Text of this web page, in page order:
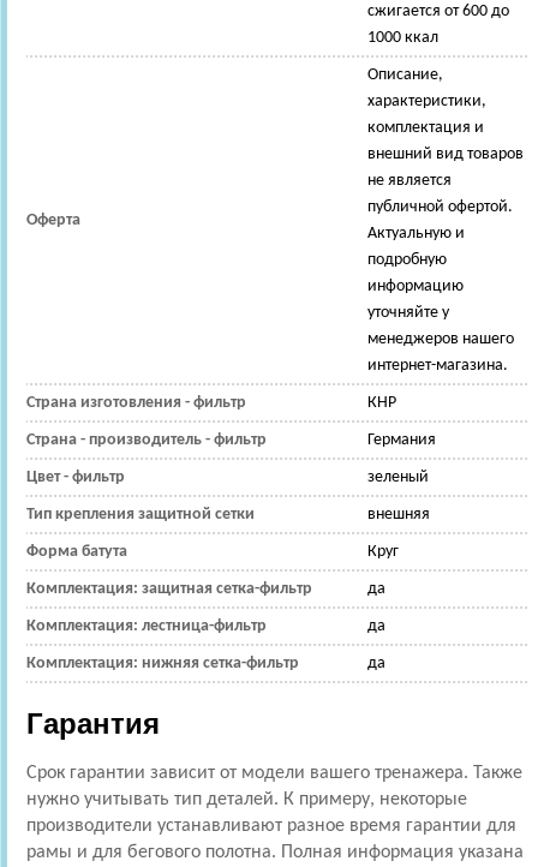
сжигается от 600 до
1000 ккал
Оферта
Описание,
характеристики,
комплектация и
внешний вид товаров
не является
публичной офертой.
Актуальную и
подробную
информацию
уточняйте у
менеджеров нашего
интернет-магазина.
Страна изготовления - фильтр КНР
Страна - производитель - фильтр Германия
Цвет - фильтр зеленый
Тип крепления защитной сетки внешняя
Форма батута Круг
Комплектация: защитная сетка-фильтр да
Комплектация: лестница-фильтр да
Комплектация: нижняя сетка-фильтр да
Гарантия
Срок гарантии зависит от модели вашего тренажера. Также
нужно учитывать тип деталей. К примеру, некоторые
производители устанавливают разное время гарантии для
рамы и для бегового полотна. Полная информация указана